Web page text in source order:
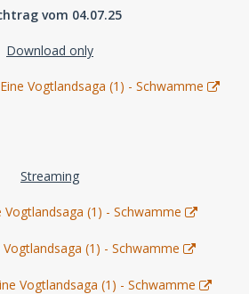
vom 04.07.25
Download only
Vogtlandsaga (1) - Schwamme
Streaming
Vogtlandsaga (1) - Schwamme
Vogtlandsaga (1) - Schwamme
Vogtlandsaga (1) - Schwamme